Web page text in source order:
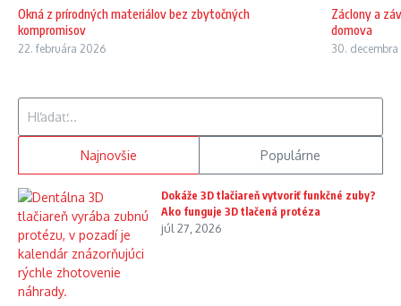
Okná z prírodných materiálov bez zbytočných
kompromisov
22. februára 2026
Záclony a
domova
30.
Najnovšie Populárne
Dokáže 3D tlačiareň vytvoriť funkčné zuby?
Ako funguje 3D tlačená protéza
júl 27, 2026